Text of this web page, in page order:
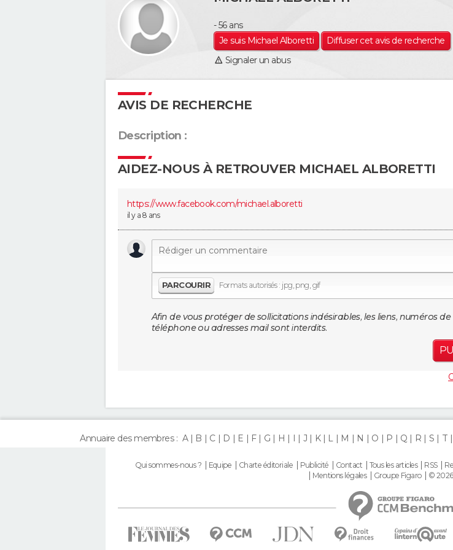
- 56 ans
Je suis Michael Alboretti
Diffuser cet avis de recherche
Signaler un abus
AVIS DE RECHERCHE
Description :
AIDEZ-NOUS À RETROUVER MICHAEL ALBORETTI
https://www.facebook.com/micha­el.alboretti
il y a 8 ans
PARCOURIR Formats autorisés : jpg, png, gif
Afin de vous protéger de sollicitations indésirables, les liens, numéros de
téléphone ou adresses mail sont interdits.
Annuaire des membres : A B C D E F G H I J K L M N O P Q R S T
Qui sommes-nous ? Equipe Charte éditoriale Publicité Contact Tous les articles RSS
Mentions légales
Groupe Figaro ©